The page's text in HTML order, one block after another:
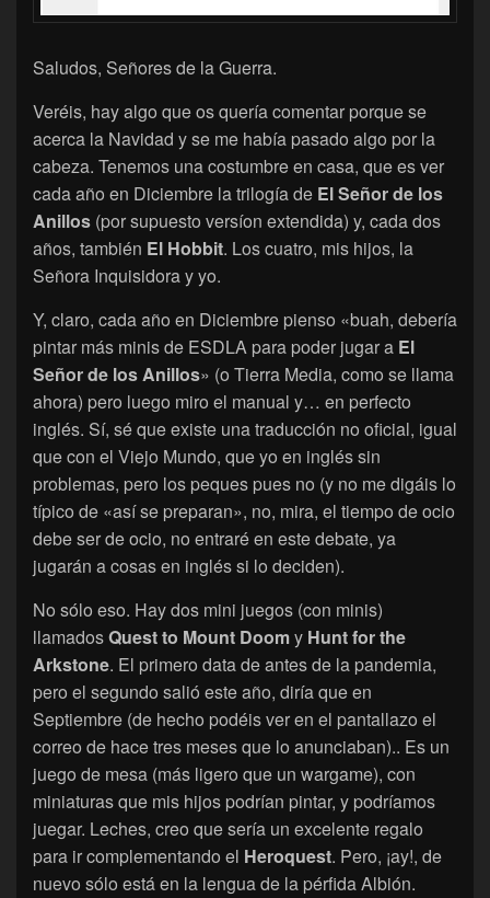
Saludos, Señores de la Guerra.
Veréis, hay algo que os quería comentar porque se
acerca la Navidad y se me había pasado algo por la
cabeza. Tenemos una costumbre en casa, que es ver
cada año en Diciembre la trilogía de El Señor de los
Anillos (por supuesto versíon extendida) y, cada dos
años, también El Hobbit. Los cuatro, mis hijos, la
Señora Inquisidora y yo.
Y, claro, cada año en Diciembre pienso «buah, debería
pintar más minis de ESDLA para poder jugar a El
Señor de los Anillos» (o Tierra Media, como se llama
ahora) pero luego miro el manual y… en perfecto
inglés. Sí, sé que existe una traducción no oficial, igual
que con el Viejo Mundo, que yo en inglés sin
problemas, pero los peques pues no (y no me digáis lo
típico de «así se preparan», no, mira, el tiempo de ocio
debe ser de ocio, no entraré en este debate, ya
jugarán a cosas en inglés si lo deciden).
No sólo eso. Hay dos mini juegos (con minis)
llamadosQuest to Mount Doomy Hunt for the
Arkstone. El primero data de antes de la pandemia,
pero el segundo salió este año, diría que en
Septiembre (de hecho podéis ver en el pantallazo el
correo de hace tres meses que lo anunciaban).. Es un
juego de mesa (más ligero que un wargame), con
miniaturas que mis hijos podrían pintar, y podríamos
juegar. Leches, creo que sería un excelente regalo
para ir complementando el Heroquest. Pero, ¡ay!, de
nuevo sólo está en la lengua de la pérfida Albión.